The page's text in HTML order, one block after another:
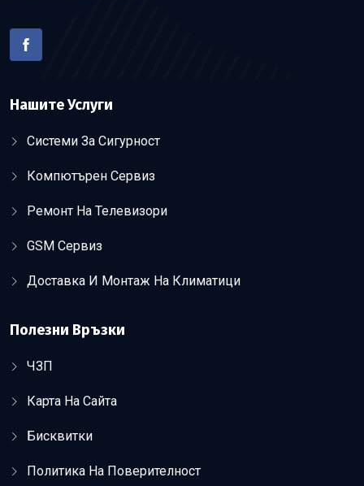
Нашите Услуги
Системи За Сигурност
Компютърен Сервиз
Ремонт На Телевизори
GSM Сервиз
Доставка И Монтаж На Климатици
Полезни Връзки
ЧЗП
Карта На Сайта
Бисквитки
Политика На Поверителност